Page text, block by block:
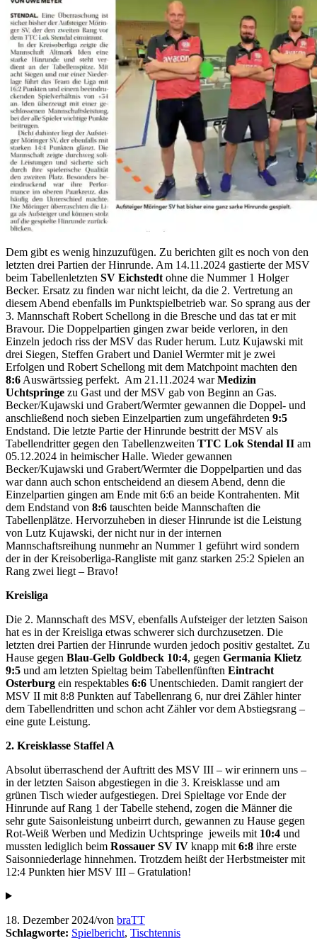
Dem gibt es wenig hinzuzufügen. Zu berichten gilt es noch von den
letzten drei Partien der Hinrunde. Am 14.11.2024 gastierte der MSV
beim Tabellenletzten SV Eichstedt ohne die Nummer 1 Holger
Becker. Ersatz zu finden war nicht leicht, da die 2. Vertretung an
diesem Abend ebenfalls im Punktspielbetrieb war. So sprang aus der
3. Mannschaft Robert Schellong in die Bresche und das tat er mit
Bravour. Die Doppelpartien gingen zwar beide verloren, in den
Einzeln jedoch riss der MSV das Ruder herum. Lutz Kujawski mit
drei Siegen, Steffen Grabert und Daniel Wermter mit je zwei
Erfolgen und Robert Schellong mit dem Matchpoint machten den
8:6 Auswärtssieg perfekt. Am 21.11.2024 warMedizin
Uchtspringe zu Gast und der MSV gab von Beginn an Gas.
Becker/Kujawski und Grabert/Wermter gewannen die Doppel- und
anschließend noch sieben Einzelpartien zum ungefährdeten 9:5
Endstand. Die letzte Partie der Hinrunde bestritt der MSV als
Tabellendritter gegen den Tabellenzweiten TTC Lok Stendal II am
05.12.2024 in heimischer Halle. Wieder gewannen
Becker/Kujawski und Grabert/Wermter die Doppelpartien und das
war dann auch schon entscheidend an diesem Abend, denn die
Einzelpartien gingen am Ende mit 6:6 an beide Kontrahenten. Mit
dem Endstand von 8:6 tauschten beide Mannschaften die
Tabellenplätze. Hervorzuheben in dieser Hinrunde ist die Leistung
von Lutz Kujawski, der nicht nur in der internen
Mannschaftsreihung nunmehr an Nummer 1 geführt wird sondern
der in der Kreisoberliga-Rangliste mit ganz starken 25:2 Spielen an
Rang zwei liegt – Bravo!
Kreisliga
Die 2. Mannschaft des MSV, ebenfalls Aufsteiger der letzten Saison
hat es in der Kreisliga etwas schwerer sich durchzusetzen. Die
letzten drei Partien der Hinrunde wurden jedoch positiv gestaltet. Zu
Hause gegen Blau-Gelb Goldbeck 10:4, gegen Germania Klietz
9:5 und am letzten Spieltag beim Tabellenfünften Eintracht
Osterburg ein respektables 6:6 Unentschieden. Damit rangiert der
MSV II mit 8:8 Punkten auf Tabellenrang 6, nur drei Zähler hinter
dem Tabellendritten und schon acht Zähler vor dem Abstiegsrang –
eine gute Leistung.
2. Kreisklasse Staffel A
Absolut überraschend der Auftritt des MSV III – wir erinnern uns –
in der letzten Saison abgestiegen in die 3. Kreisklasse und am
grünen Tisch wieder aufgestiegen. Drei Spieltage vor Ende der
Hinrunde auf Rang 1 der Tabelle stehend, zogen die Männer die
sehr gute Saisonleistung unbeirrt durch, gewannen zu Hause gegen
Rot-Weiß Werben und Medizin Uchtspringe jeweils mit 10:4 und
mussten lediglich beim Rossauer SV IV knapp mit 6:8 ihre erste
Saisonniederlage hinnehmen. Trotzdem heißt der Herbstmeister mit
12:4 Punkten hier MSV III – Gratulation!
18. Dezember 2024/von braTT
Schlagworte: Spielbericht, Tischtennis